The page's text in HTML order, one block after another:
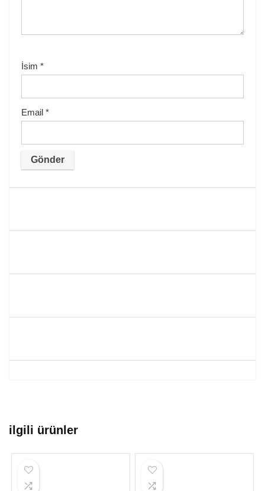
İsim *
Email *
ilgili ürünler